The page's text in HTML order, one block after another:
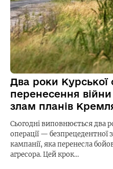
Два роки Курської
перенесення
злам планів
Сьогодні виповнюється два
операції —
кампанії, яка перенесла
агресора. Цей крок…